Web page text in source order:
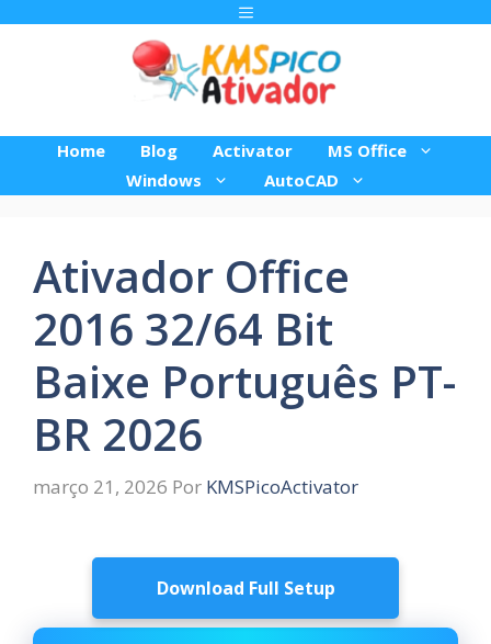
Menu
Home Blog Activator
MS Office
Windows
AutoCAD
Ativador Office
2016 32/64 Bit
Baixe Português PT-
BR 2026
março 21, 2026 Por KMSPicoActivator
Download Full Setup